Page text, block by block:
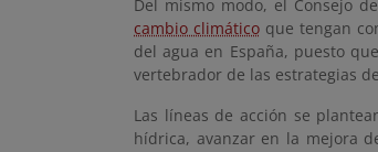
Del mismo modo, el Consejo
cambio climáticoque tengan
del agua en España, puesto
vertebrador de las estrategias
Las líneas de acción se
hídrica, avanzar en la mejora